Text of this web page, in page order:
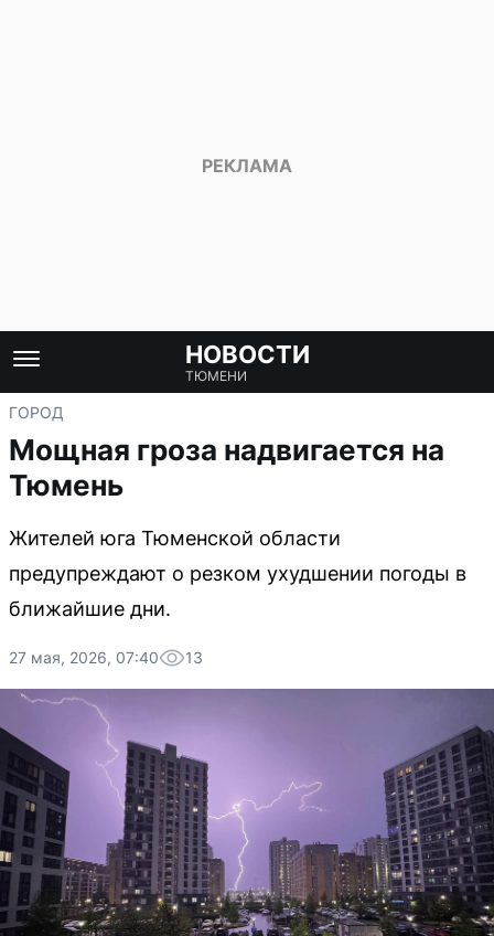
НОВОСТИ
ТЮМЕНИ
ГОРОД
Мощная гроза надвигается на
Тюмень
Жителей юга Тюменской области
предупреждают о резком ухудшении погоды в
ближайшие дни.
27 мая, 2026, 07:40 13